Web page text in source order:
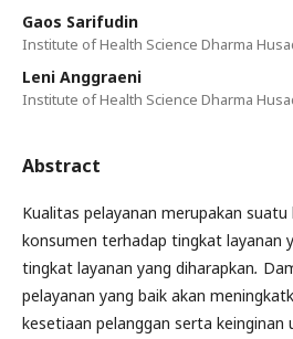
Gaos Sarifudin
Institute of Health Science Dharma
Leni Anggraeni
Institute of Health Science Dharma
Abstract
Kualitas pelayanan merupakan suatu
konsumen terhadap tingkat layanan
tingkat layanan yang diharapkan.
pelayanan yang baik akan
kesetiaan pelanggan serta keinginan